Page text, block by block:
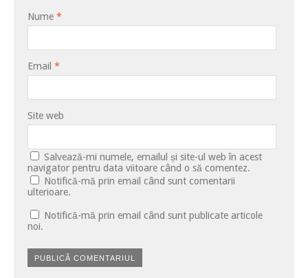
Nume *
Email *
Site web
Salvează-mi numele, emailul și site-ul web în acest
navigator pentru data viitoare când o să comentez.
Notifică-mă prin email când sunt comentarii
ulterioare.
Notifică-mă prin email când sunt publicate articole
noi.